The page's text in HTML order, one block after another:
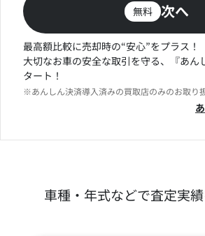
無料 次へ
最高額比較に売却時の“安心”をプラス！
大切なお車の安全な取引を守る、『あん
タート！
※あんしん決済導入済みの買取店のみのお取り
車種・年式などで査定実